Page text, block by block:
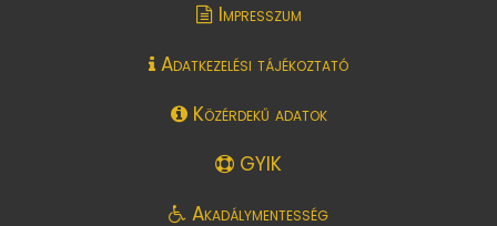
Impresszum
Adatkezelési tájékoztató
Közérdekű adatok
GYIK
Akadálymentesség